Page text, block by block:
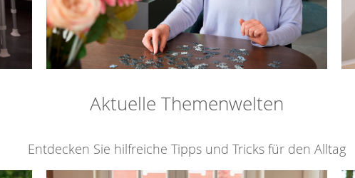
Aktuelle Themenwelten
Entdecken Sie hilfreiche Tipps und Tricks für den Alltag